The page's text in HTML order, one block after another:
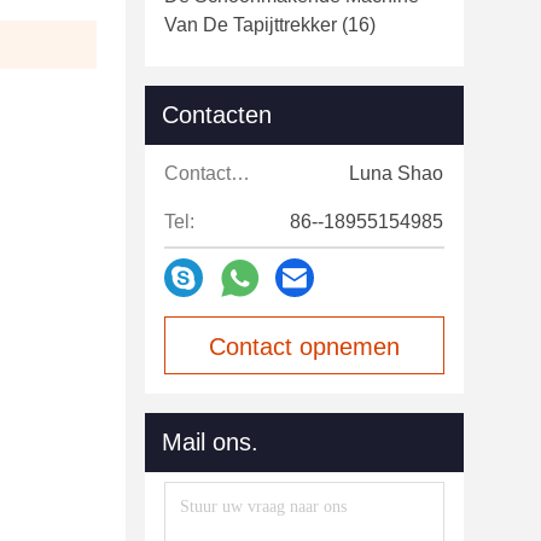
Van De Tapijttrekker (16)
Contacten
Contacten: Luna Shao
Tel: 86--18955154985
Contact opnemen
Mail ons.